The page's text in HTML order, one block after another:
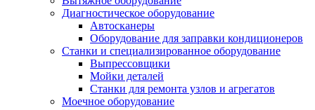
Диагностическое оборудование
Автосканеры
Оборудование для заправки кондиционеров
Станки и специализированное оборудование
Выпрессовщики
Мойки деталей
Станки для ремонта узлов и агрегатов
Моечное оборудование